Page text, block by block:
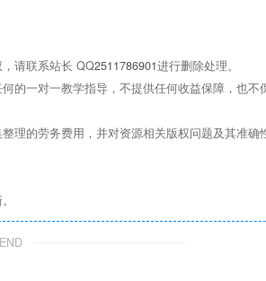
请联系站长 QQ2511786901进行删除处理。
的一对一教学指导，不提供任何收益保障，也不
理的劳务费用，并对资源相关版权问题及其准确